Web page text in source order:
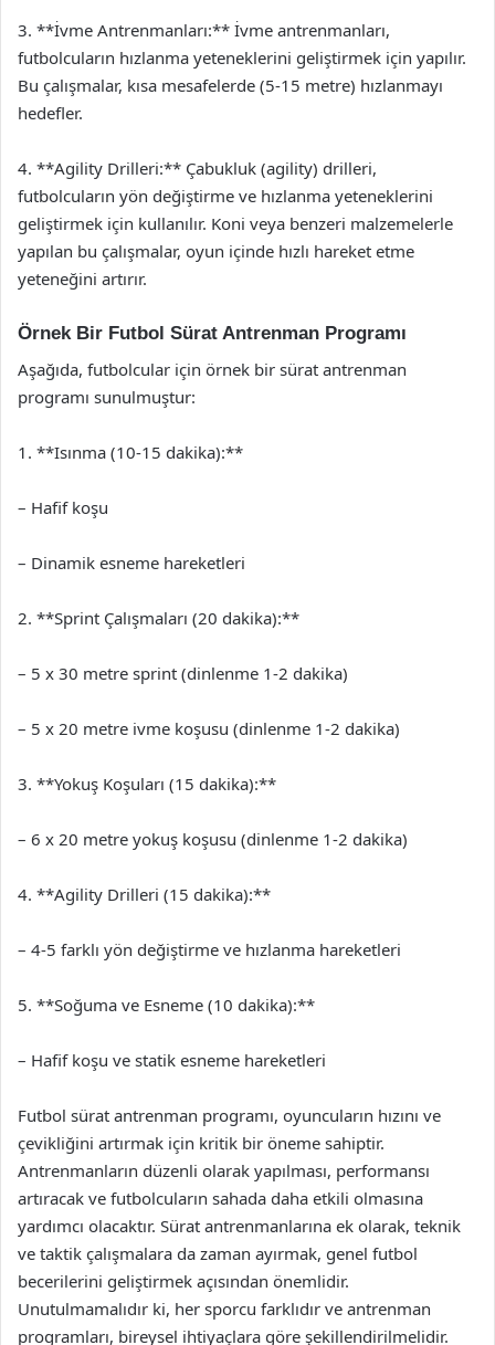
3. **İvme Antrenmanları:** İvme antrenmanları,
futbolcuların hızlanma yeteneklerini geliştirmek için yapılır.
Bu çalışmalar, kısa mesafelerde (5-15 metre) hızlanmayı
hedefler.
4. **Agility Drilleri:** Çabukluk (agility) drilleri,
futbolcuların yön değiştirme ve hızlanma yeteneklerini
geliştirmek için kullanılır. Koni veya benzeri malzemelerle
yapılan bu çalışmalar, oyun içinde hızlı hareket etme
yeteneğini artırır.
Örnek Bir Futbol Sürat Antrenman Programı
Aşağıda, futbolcular için örnek bir sürat antrenman
programı sunulmuştur:
1. **Isınma (10-15 dakika):**
– Hafif koşu
– Dinamik esneme hareketleri
2. **Sprint Çalışmaları (20 dakika):**
– 5 x 30 metre sprint (dinlenme 1-2 dakika)
– 5 x 20 metre ivme koşusu (dinlenme 1-2 dakika)
3. **Yokuş Koşuları (15 dakika):**
– 6 x 20 metre yokuş koşusu (dinlenme 1-2 dakika)
4. **Agility Drilleri (15 dakika):**
– 4-5 farklı yön değiştirme ve hızlanma hareketleri
5. **Soğuma ve Esneme (10 dakika):**
– Hafif koşu ve statik esneme hareketleri
Futbol sürat antrenman programı, oyuncuların hızını ve
çevikliğini artırmak için kritik bir öneme sahiptir.
Antrenmanların düzenli olarak yapılması, performansı
artıracak ve futbolcuların sahada daha etkili olmasına
yardımcı olacaktır. Sürat antrenmanlarına ek olarak, teknik
ve taktik çalışmalara da zaman ayırmak, genel futbol
becerilerini geliştirmek açısından önemlidir.
Unutulmamalıdır ki, her sporcu farklıdır ve antrenman
programları, bireysel ihtiyaçlara göre şekillendirilmelidir.